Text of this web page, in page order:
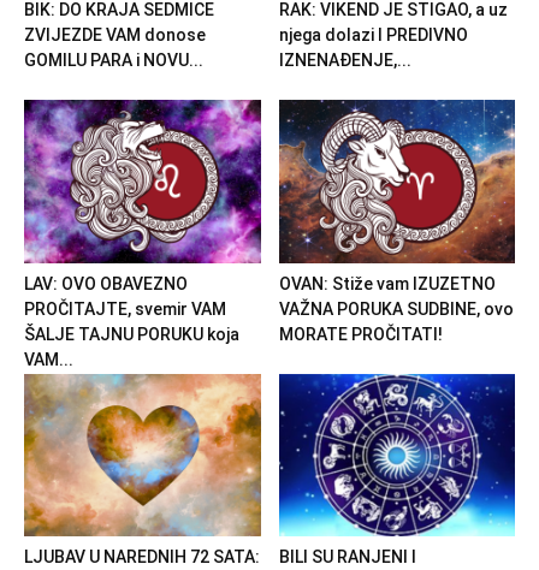
BIK: DO KRAJA SEDMICE
ZVIJEZDE VAM donose
GOMILU PARA i NOVU...
RAK: VIKEND JE STIGAO, a uz
njega dolazi I PREDIVNO
IZNENAĐENJE,...
LAV: OVO OBAVEZNO
PROČITAJTE, svemir VAM
ŠALJE TAJNU PORUKU koja
VAM...
OVAN: Stiže vam IZUZETNO
VAŽNA PORUKA SUDBINE, ovo
MORATE PROČITATI!
LJUBAV U NAREDNIH 72 SATA:
BILI SU RANJENI I